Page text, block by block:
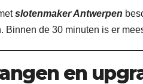
slotenmaker Antwerpen
Binnen de 30 minuten is er
en